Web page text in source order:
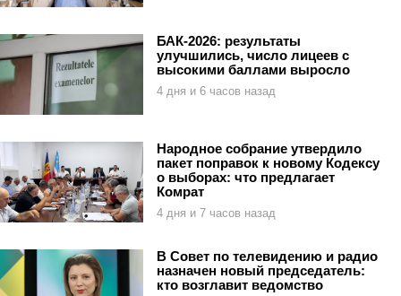
БАК-2026: результаты
улучшились, число лицеев с
высокими баллами выросло
4 дня и 6 часов назад
Народное собрание утвердило
пакет поправок к новому Кодексу
о выборах: что предлагает
Комрат
4 дня и 7 часов назад
В Совет по телевидению и радио
назначен новый председатель:
кто возглавит ведомство